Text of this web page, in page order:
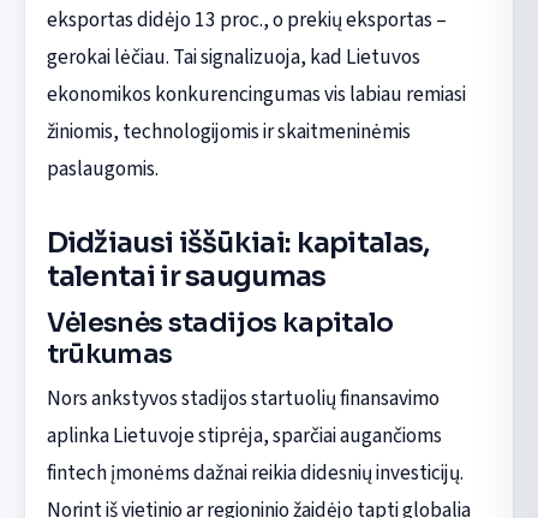
eksportas didėjo 13 proc., o prekių eksportas –
gerokai lėčiau. Tai signalizuoja, kad Lietuvos
ekonomikos konkurencingumas vis labiau remiasi
žiniomis, technologijomis ir skaitmeninėmis
paslaugomis.
Didžiausi iššūkiai: kapitalas,
talentai ir saugumas
Vėlesnės stadijos kapitalo
trūkumas
Nors ankstyvos stadijos startuolių finansavimo
aplinka Lietuvoje stiprėja, sparčiai augančioms
fintech įmonėms dažnai reikia didesnių investicijų.
Norint iš vietinio ar regioninio žaidėjo tapti globalia